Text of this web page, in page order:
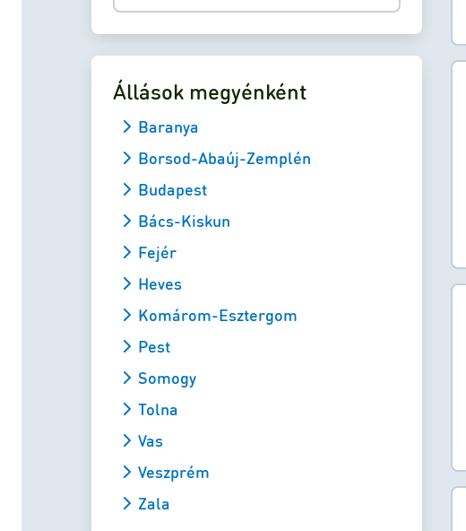
Állások megyénként
Baranya
Borsod-Abaúj-Zemplén
Budapest
Bács-Kiskun
Fejér
Heves
Komárom-Esztergom
Pest
Somogy
Tolna
Vas
Veszprém
Zala